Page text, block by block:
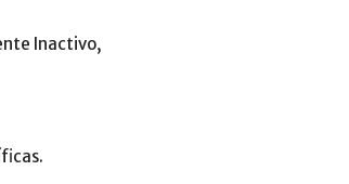
Inactivo,